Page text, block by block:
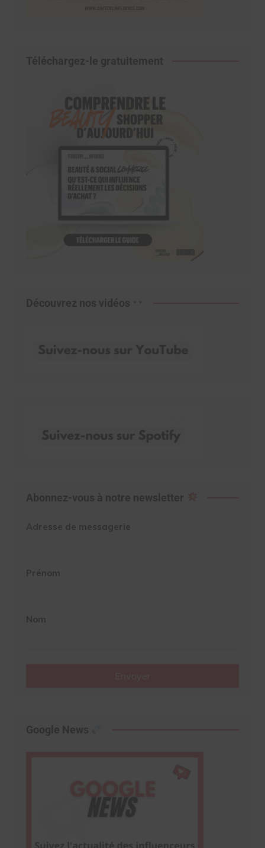
Téléchargez-le gratuitement
Découvrez nos vidéos
Abonnez-vous à notre newsletter
Adresse de messagerie
Prénom
Nom
Google News